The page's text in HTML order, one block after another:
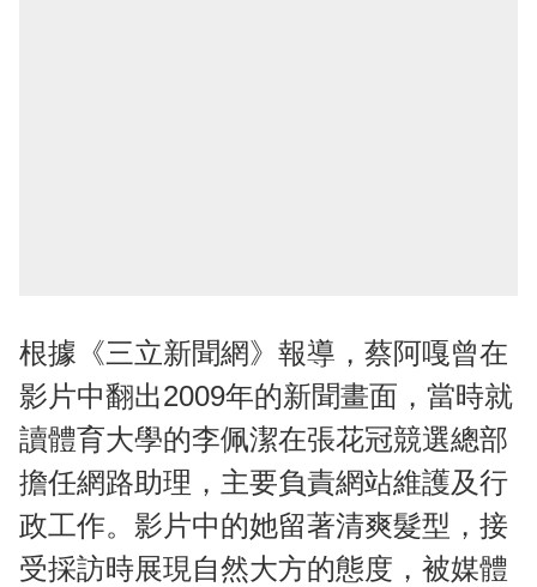
根據《三立新聞網》報導，蔡阿嘎曾在
影片中翻出2009年的新聞畫面，當時就
讀體育大學的李佩潔在張花冠競選總部
擔任網路助理，主要負責網站維護及行
政工作。影片中的她留著清爽髮型，接
受採訪時展現自然大方的態度，被媒體